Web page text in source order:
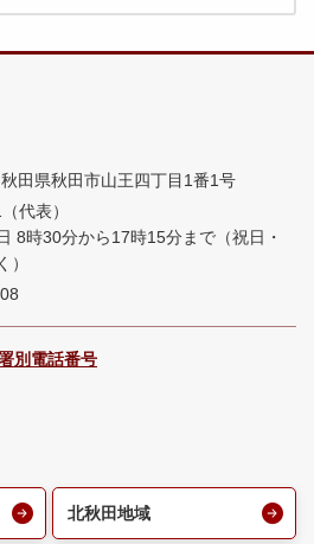
田県秋田市山王四丁目1番1号
代表）
8時30分から17時15分まで （祝日・
）
別電話番号
北秋田地域